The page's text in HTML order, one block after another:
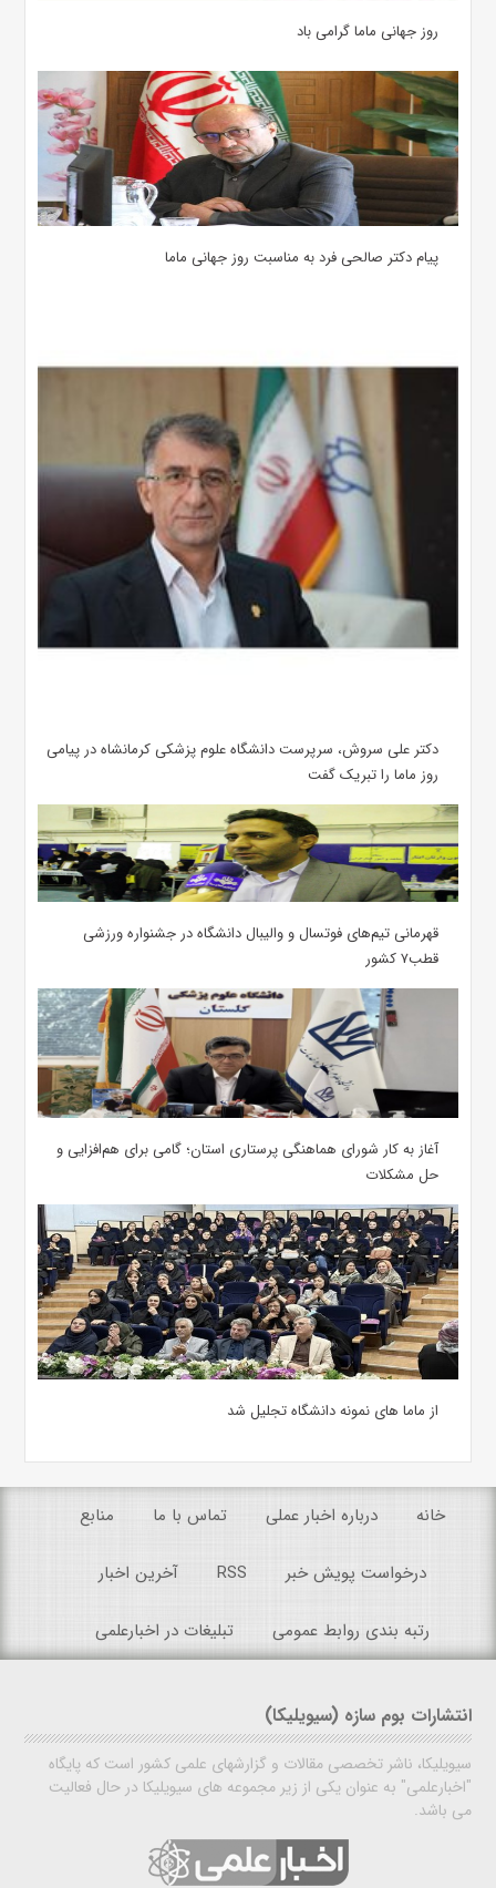
روز جهانی ماما گرامی باد
پیام دکتر صالحی فرد به مناسبت روز جهانی ماما
دکتر علی سروش، سرپرست دانشگاه علوم پزشکی کرمانشاه در پیامی
روز ماما را تبریک گفت
قهرمانی تیم‌های فوتسال و والیبال دانشگاه در جشنواره ورزشی
قطب۷ کشور
آغاز به کار شورای هماهنگی پرستاری استان؛ گامی برای هم‌افزایی و
حل مشکلات
از ماما های نمونه دانشگاه تجلیل شد
خانه درباره اخبار عملی تماس با ما منابع
درخواست پویش خبر RSS آخرین اخبار
رتبه بندی روابط عمومی تبلیغات در اخبارعلمی
انتشارات بوم سازه (سیویلیکا)
سیویلیکا، ناشر تخصصی مقالات و گزارشهای علمی کشور است که پایگاه
"اخبارعلمی" به عنوان یکی از زیر مجموعه های سیویلیکا در حال فعالیت
می باشد.